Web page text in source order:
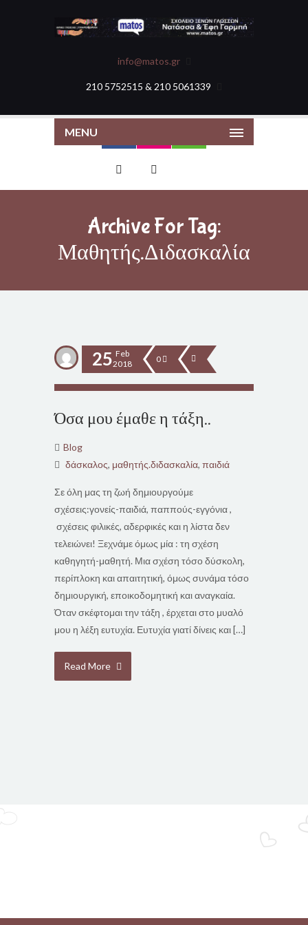
info@matos.gr
210 5752515 & 210 5061339
MENU
Archive For Tag:
Μαθητής.διδασκαλία
25 Feb
2018
0
Όσα μου έμαθε η τάξη..
Blog
δάσκαλος, μαθητής.διδασκαλία, παιδιά
Σε όλη μας τη ζωή δημιουργούμε
σχέσεις:γονείς-παιδιά, παππούς-εγγόνια ,
σχέσεις φιλικές, αδερφικές και η λίστα δεν
τελειώνει! Ξεχνάμε όμως μία : τη σχέση
καθηγητή-μαθητή. Μια σχέση τόσο δύσκολη,
περίπλοκη και απαιτητική, όμως συνάμα τόσο
δημιουργική, εποικοδομητική και αναγκαία.
Όταν σκέφτομαι την τάξη , έρχεται στο μυαλό
μου η λέξη ευτυχία. Ευτυχία γιατί δίνεις και […]
Read More